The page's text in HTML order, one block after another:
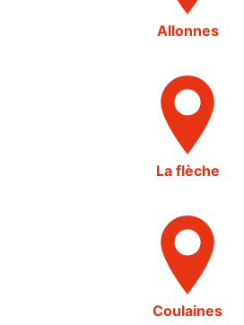
Allonnes
La flèche
Coulaines